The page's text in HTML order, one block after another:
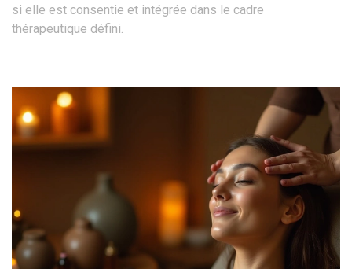
si elle est consentie et intégrée dans le cadre
thérapeutique défini.